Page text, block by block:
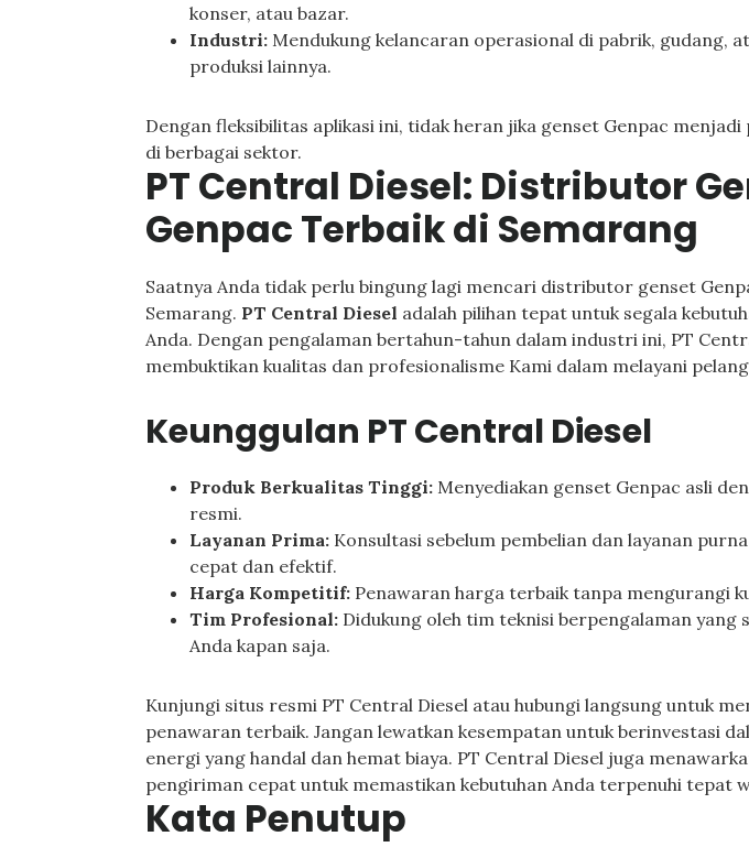
konser, atau bazar.
Industri: Mendukung kelancaran operasional di pabrik, gudang,
produksi lainnya.
Dengan fleksibilitas aplikasi ini, tidak heran jika genset Genpac menjadi
di berbagai sektor.
PT Central Diesel: Distributor
Genpac Terbaik di Semarang
Saatnya Anda tidak perlu bingung lagi mencari distributor genset
Semarang. PT Central Diesel adalah pilihan tepat untuk segala
Anda. Dengan pengalaman bertahun-tahun dalam industri ini, PT
membuktikan kualitas dan profesionalisme Kami dalam melayani
Keunggulan PT Central Diesel
Produk Berkualitas Tinggi: Menyediakan genset Genpac asli
resmi.
Layanan Prima: Konsultasi sebelum pembelian dan layanan
cepat dan efektif.
Harga Kompetitif: Penawaran harga terbaik tanpa mengurangi
Tim Profesional: Didukung oleh tim teknisi berpengalaman yang
Anda kapan saja.
Kunjungi situs resmi PT Central Diesel atau hubungi langsung untuk
penawaran terbaik. Jangan lewatkan kesempatan untuk berinvestasi
energi yang handal dan hemat biaya. PT Central Diesel juga
pengiriman cepat untuk memastikan kebutuhan Anda terpenuhi tepat
Kata Penutup